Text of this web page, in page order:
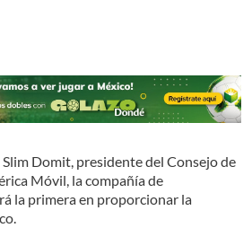
Domit, presidente del Consejo de
Móvil, la compañía de
la primera en proporcionar la